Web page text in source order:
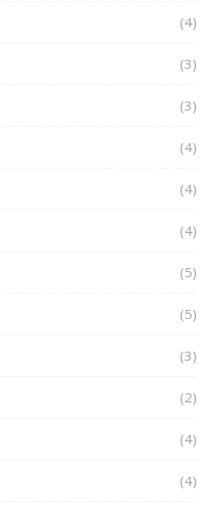
(4)
(3)
(3)
(4)
(4)
(4)
(5)
(5)
(3)
(2)
(4)
(4)